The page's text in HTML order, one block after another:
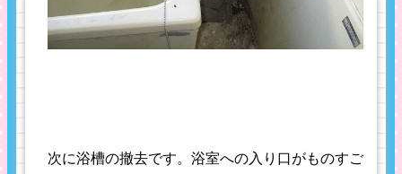
次に浴槽の撤去です。浴室への入り口がものすご